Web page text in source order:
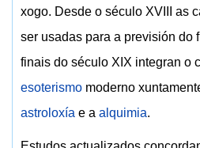
xogo. Desde o século XVIII as
ser usadas para a previsión do
finais do século XIX integran o
esoterismo moderno
astroloxía e a alquimia.